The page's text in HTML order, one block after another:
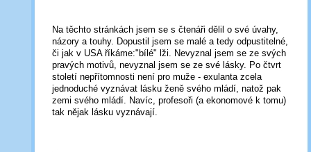
Na těchto stránkách jsem se s čtenáři dělil o své úvahy,
názory a touhy. Dopustil jsem se malé a tedy odpustitelné,
či jak v USA říkáme:"bílé" lži. Nevyznal jsem se ze svých
pravých motivů, nevyznal jsem se ze své lásky. Po čtvrt
století nepřítomnosti není pro muže - exulanta zcela
jednoduché vyznávat lásku ženě svého mládí, natož pak
zemi svého mládí. Navíc, profesoři (a ekonomové k tomu)
tak nějak lásku vyznávají.